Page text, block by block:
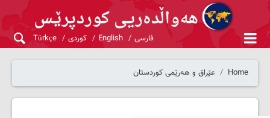
فارسی English کوردی Türkçe
Home عێراق و هەرێمی کوردستان